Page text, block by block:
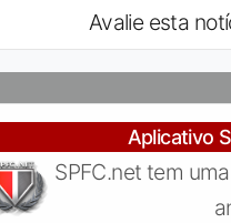
Avalie esta
Aplicativo
SPFC.net tem